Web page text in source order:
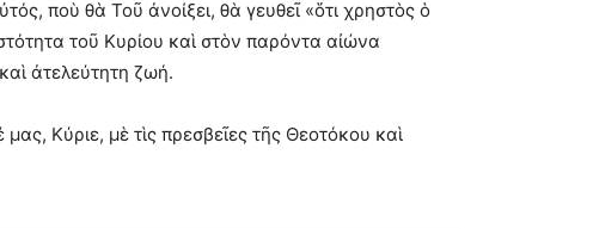
ποὺ θὰ Τοῦ ἀνοίξει, θὰ γευθεῖ «ὅτι χρηστὸς ὁ
τοῦ Κυρίου καὶ στὸν παρόντα αἰώνα
ἀτελεύτητη ζωή.
Κύριε, μὲ τὶς πρεσβεῖες τῆς Θεοτόκου καὶ